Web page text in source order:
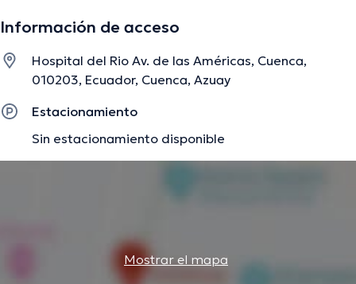
Información de acceso
Hospital del Rio Av. de las Américas, Cuenca,
010203, Ecuador, Cuenca, Azuay
Estacionamiento
Sin estacionamiento disponible
Mostrar el mapa